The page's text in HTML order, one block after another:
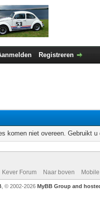
Registreren
komen niet overeen. Gebruikt
Kever Forum Naar boven
, © 2002-2026 MyBB Group and